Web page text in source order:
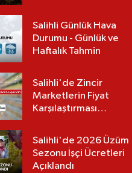
(07.08.2026)
Salihli Günlük Hava
Durumu - Günlük ve
Haftalık Tahmin
Salihli'de Zincir
Marketlerin Fiyat
Karşılaştırması
Salihli'de 2026 Üzüm
Sezonu İşçi Ücretleri
Açıklandı